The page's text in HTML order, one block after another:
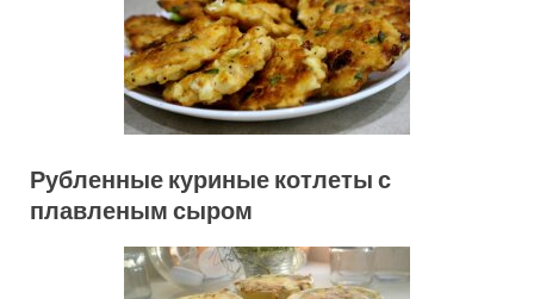
Рубленные куриные котлеты с
плавленым сыром